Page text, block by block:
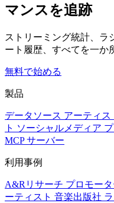
マンスを追跡
ストリーミング統計、ラ
ート履歴、すべてを一か
無料で始める
製品
データソース アーティス
ト ソーシャルメディア
MCP サーバー
利用事例
A&Rリサーチ プロモー
ーティスト 音楽出版社